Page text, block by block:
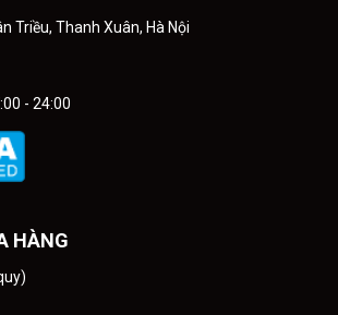
Triều, Thanh Xuân, Hà Nội
- 24:00
HÀNG